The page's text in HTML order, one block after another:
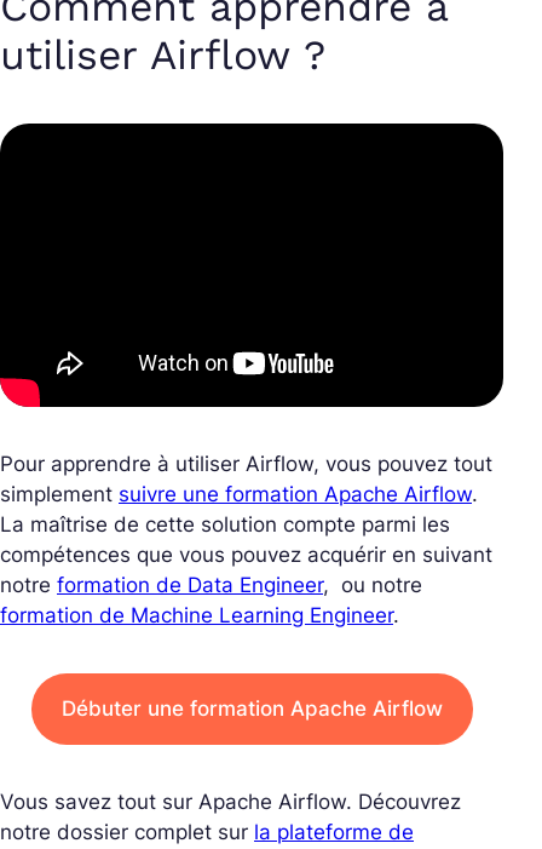
utiliser Airflow ?
Pour apprendre à utiliser Airflow, vous pouvez tout
simplement suivre une formation Apache Airflow.
La maîtrise de cette solution compte parmi les
compétences que vous pouvez acquérir en suivant
notre formation de Data Engineer, ou notre
formation de Machine Learning Engineer.
Débuter une formation Apache Airflow
Vous savez tout sur Apache Airflow. Découvrez
notre dossier complet sur la plateforme de